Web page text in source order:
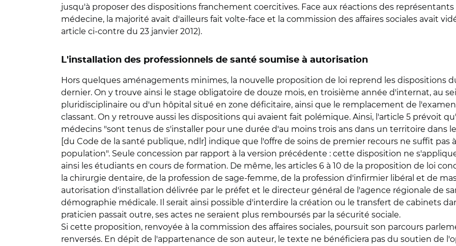
jusqu'à proposer des dispositions franchement coercitives. Face aux réactions des
médecine, la majorité avait d'ailleurs fait volte-face et la commission des affaires sociales avait
article ci-contre du 23 janvier 2012).
L'installation des professionnels de santé soumise à autorisation
Hors quelques aménagements minimes, la nouvelle proposition de loi reprend les dispositions
dernier. On y trouve ainsi le stage obligatoire de douze mois, en troisième année d'internat, au
pluridisciplinaire ou d'un hôpital situé en zone déficitaire, ainsi que le remplacement de
classant. On y retrouve aussi les dispositions qui avaient fait polémique. Ainsi, l'article 5 prévoit
médecins "sont tenus de s'installer pour une durée d'au moins trois ans dans un territoire dans
[du Code de la santé publique, ndlr] indique que l'offre de soins de premier recours ne suffit pas
population". Seule concession par rapport à la version précédente : cette disposition ne
ainsi les étudiants en cours de formation. De même, les articles 6 à 10 de la proposition de loi
la chirurgie dentaire, de la profession de sage-femme, de la profession d'infirmier libéral et de
autorisation d'installation délivrée par le préfet et le directeur général de l'agence régionale de
démographie médicale. Il serait ainsi possible d'interdire la création ou le transfert de cabinets
praticien passait outre, ses actes ne seraient plus remboursés par la sécurité sociale.
Si cette proposition, renvoyée à la commission des affaires sociales, poursuit son parcours
renversés. En dépit de l'appartenance de son auteur, le texte ne bénéficiera pas du soutien de